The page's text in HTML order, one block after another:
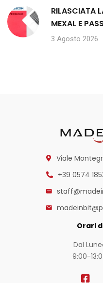
RILASCIATA
MEXAL E
3 Agosto 2026
Viale
+39 0574
Orari
Dal
9:00-